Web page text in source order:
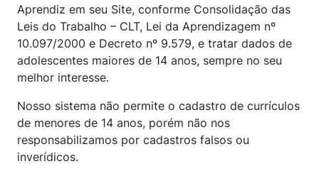
Aprendiz em seu Site, conforme Consolidação das
Leis do Trabalho – CLT, Lei da Aprendizagem nº
10.097/2000 e Decreto nº 9.579, e tratar dados de
adolescentes maiores de 14 anos, sempre no seu
melhor interesse.
Nosso sistema não permite o cadastro de currículos
de menores de 14 anos, porém não nos
responsabilizamos por cadastros falsos ou
inverídicos.